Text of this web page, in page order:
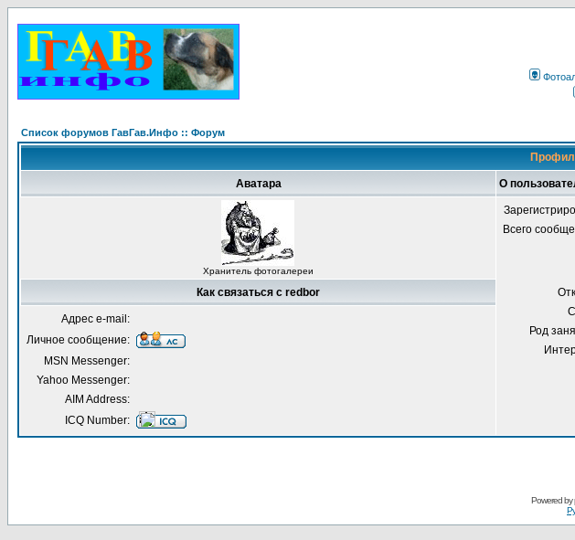
Список форумов ГавГав.Инфо :: Форум
Аватара О
Хранитель фотогалереи
Всего
Род
Как связаться с redbor
Адрес e-mail:
Личное сообщение:
MSN Messenger:
Yahoo Messenger:
AIM Address:
ICQ Number:
Powered by